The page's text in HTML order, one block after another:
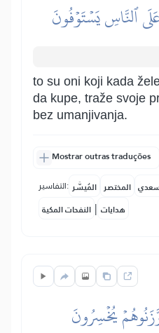
ٱلنَّاسِ يَسۡتَوۡفُونَ
to su oni koji kada
da kupe, traže svoje
bez umanjivanja.
Mostrar outras traduções
التفاسير: المُيسَّر المختصر
النفحات المكية | هدايات
يُخۡسِرُونَ